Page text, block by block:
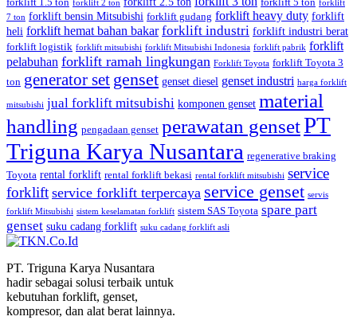
forklift 1.5 ton forklift 2 ton forklift 5 ton forklift
7 ton forklift bensin Mitsubishi forklift gudang forklift heavy duty forklift
heli forklift hemat bahan bakar forklift industri forklift industri berat
forklift logistik forklift mitsubishi forklift Mitsubishi Indonesia forklift pabrik forklift
pelabuhan forklift ramah lingkungan Forklift Toyota forklift Toyota 3
ton generator set genset genset diesel genset industri harga forklift
mitsubishi jual forklift mitsubishi komponen genset material
handling pengadaan genset perawatan gensetPT
Triguna Karya Nusantara regenerative braking
Toyota rental forklift rental forklift bekasi rental forklift mitsubishi service
forklift service forklift terpercaya service genset servis
forklift Mitsubishi sistem keselamatan forklift sistem SAS Toyota spare part
genset suku cadang forklift suku cadang forklift asli
PT. Triguna Karya Nusantara
hadir sebagai solusi terbaik untuk
kebutuhan forklift, genset,
kompresor, dan alat berat lainnya.